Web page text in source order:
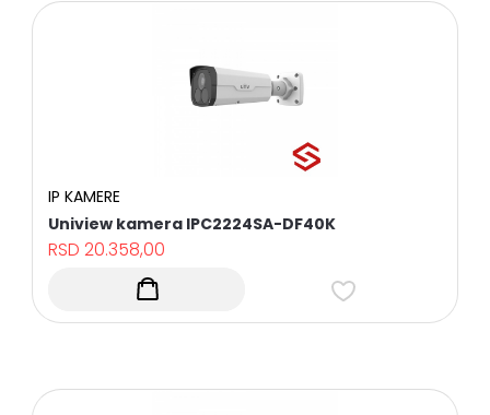
IP KAMERE
Uniview kamera IPC2224SA-DF40K
RSD20.358,00